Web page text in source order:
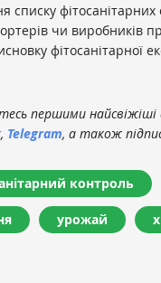
списку фітосанітарних
чи виробників
фітосанітарної
першими найсвіжіші
, Telegram, а також
контроль
урожай